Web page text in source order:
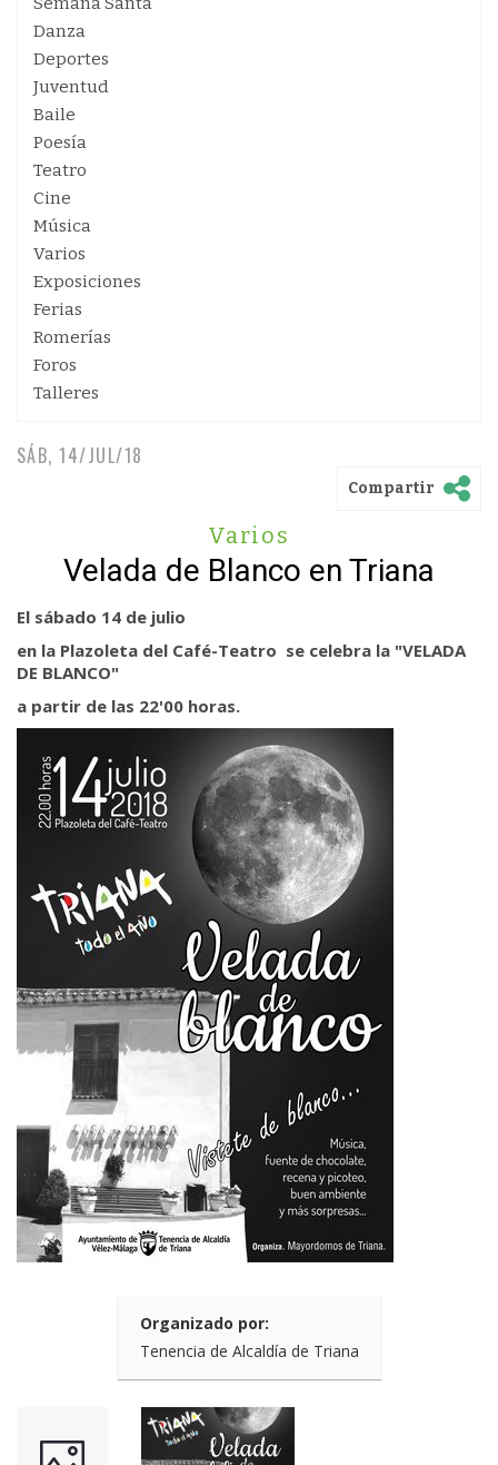
Danza
Deportes
Juventud
Baile
Poesía
Teatro
Cine
Música
Varios
Exposiciones
Ferias
Romerías
Foros
Talleres
SÁB, 14/JUL/18
Compartir
Varios
Velada de Blanco en Triana
El sábado 14 de julio
en la Plazoleta del Café-Teatro se celebra la "VELADA
DE BLANCO"
a partir de las 22'00 horas.
Organizado por:
Tenencia de Alcaldía de Triana